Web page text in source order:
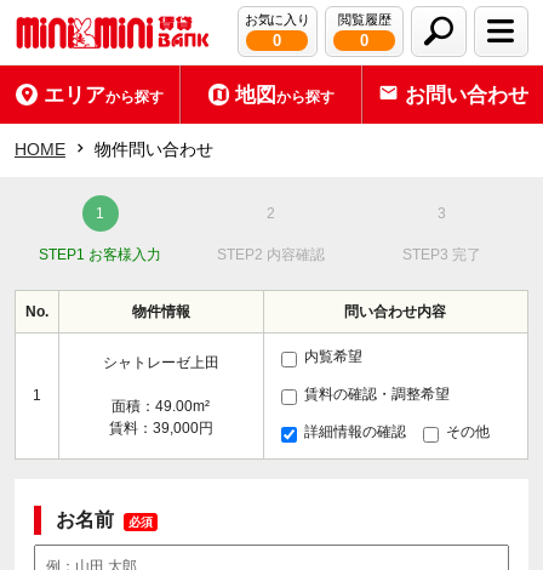
お気に入り
0
閲覧履歴
0
エリアから探す 地図から探す お問い合わせ
HOME 物件問い合わせ
STEP1 お客様入力 STEP2 内容確認 STEP3 完了
No. 物件情報 問い合わせ内容
1
シャトレーゼ上田
面積：49.00m²
賃料：39,000円
内覧希望
賃料の確認・調整希望
詳細情報の確認 その他
お名前 必須